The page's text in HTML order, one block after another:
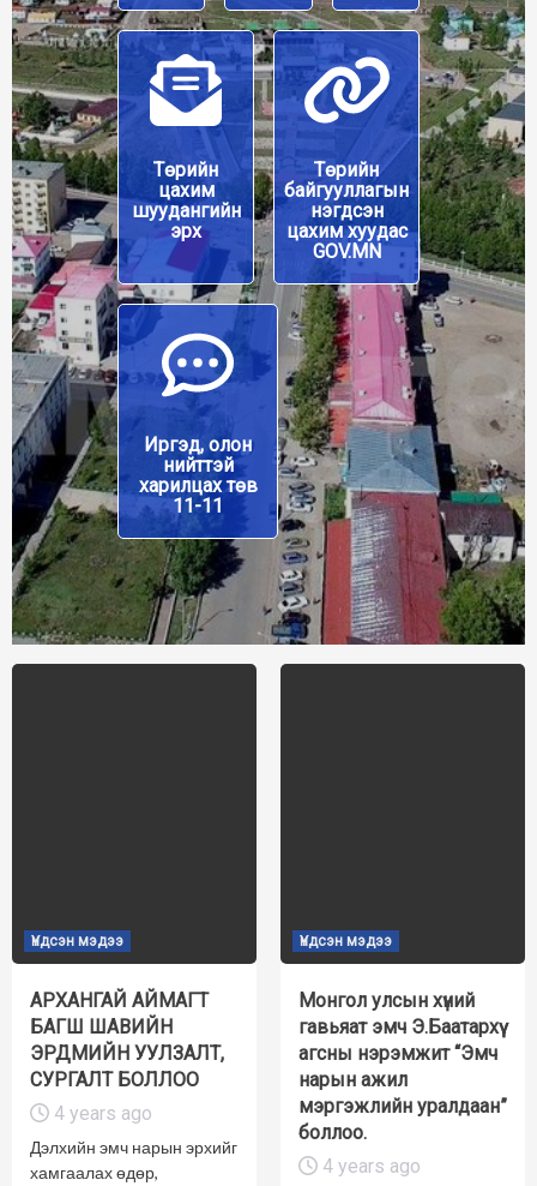
Төрийн
цахим
шуудангийн
эрх
Төрийн
байгууллагын
нэгдсэн
цахим хуудас
GOV.MN
Иргэд, олон
нийттэй
харилцах төв
11-11
Нүүр
Үндсэн мэдээ
АРХАНГАЙ АЙМАГТ
БАГШ ШАВИЙН
ЭРДМИЙН УУЛЗАЛТ,
СУРГАЛТ БОЛЛОО
4 years ago
Дэлхийн эмч нарын эрхийг
хамгаалах өдөр,
Үндсэн мэдээ
Монгол улсын хүний
гавьяат эмч Э.Баатархүү
агсны нэрэмжит “Эмч
нарын ажил
мэргэжлийн уралдаан”
боллоо.
4 years ago